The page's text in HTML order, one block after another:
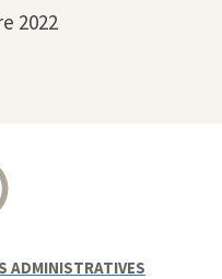
2022
ADMINISTRATIVES